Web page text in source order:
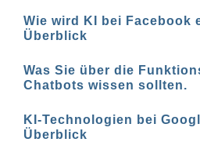
Wie wird KI bei Facebook
Überblick
Was Sie über die
Chatbots wissen sollten.
KI-Technologien bei
Überblick